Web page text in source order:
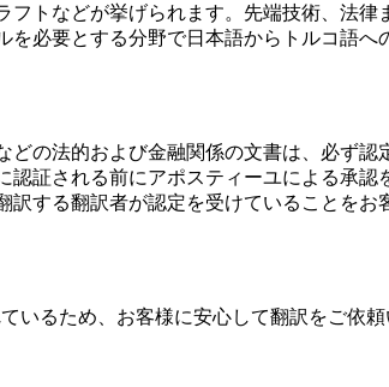
トなどが挙げられます。先端技術、法律
必要とする分野で日本語からトルコ語へ
の法的および金融関係の文書は、必ず認
証される前にアポスティーユによる承
する翻訳者が認定を受けていることを
るため、お客様に安心して翻訳をご依